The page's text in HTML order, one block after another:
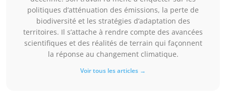
politiques d’atténuation des émissions, la perte de
biodiversité et les stratégies d’adaptation des
territoires. Il s’attache à rendre compte des avancées
scientifiques et des réalités de terrain qui façonnent
la réponse au changement climatique.
Voir tous les articles →